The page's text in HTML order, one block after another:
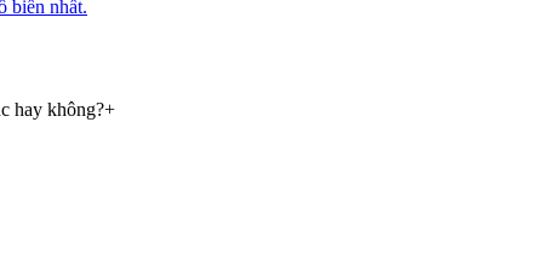
biến nhất.
hay không?+